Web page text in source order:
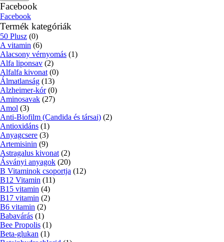
Facebook
Facebook
Termék kategóriák
50 Plusz (0)
A vitamin (6)
Alacsony vérnyomás (1)
Alfa liponsav (2)
Alfalfa kivonat (0)
Álmatlanság (13)
Alzheimer-kór (0)
Aminosavak (27)
Amol (3)
Anti-Biofilm (Candida és társai) (2)
Antioxidáns (1)
Anyagcsere (3)
Artemisinin (9)
Astragalus kivonat (2)
Ásványi anyagok (20)
B Vitaminok csoportja (12)
B12 Vitamin (11)
B15 vitamin (4)
B17 vitamin (2)
B6 vitamin (2)
Babavárás (1)
Bee Propolis (1)
Beta-glukan (1)